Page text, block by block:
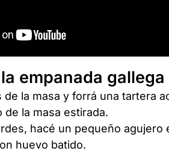
empanada gallega
de la masa y forrá una tartera
la masa estirada.
hacé un pequeño agujero
huevo batido.